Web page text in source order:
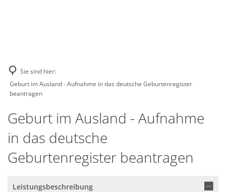
Sie sind hier:
Geburt im Ausland - Aufnahme in das deutsche Geburtenregister
beantragen
Geburt im Ausland - Aufnahme
in das deutsche
Geburtenregister beantragen
Leistungsbeschreibung